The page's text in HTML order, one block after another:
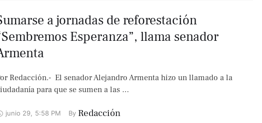
a jornadas de reforestación
Esperanza”, llama senador
Redacción.- El senador Alejandro Armenta hizo un llamado a la
para que se sumen a las …
junio 29, 5:58 PM By Redacción